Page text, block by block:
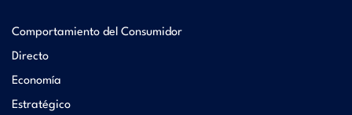
Comportamiento del Consumidor
Directo
Economía
Estratégico